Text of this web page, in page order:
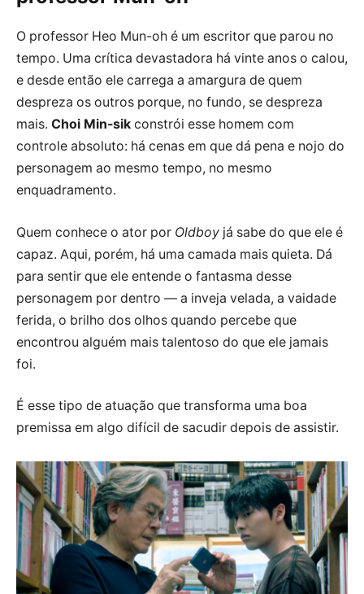
O professor Heo Mun-oh é um escritor que parou no
tempo. Uma crítica devastadora há vinte anos o calou,
e desde então ele carrega a amargura de quem
despreza os outros porque, no fundo, se despreza
mais. Choi Min-sik constrói esse homem com
controle absoluto: há cenas em que dá pena e nojo do
personagem ao mesmo tempo, no mesmo
enquadramento.
Quem conhece o ator por Oldboy já sabe do que ele é
capaz. Aqui, porém, há uma camada mais quieta. Dá
para sentir que ele entende o fantasma desse
personagem por dentro — a inveja velada, a vaidade
ferida, o brilho dos olhos quando percebe que
encontrou alguém mais talentoso do que ele jamais
foi.
É esse tipo de atuação que transforma uma boa
premissa em algo difícil de sacudir depois de assistir.